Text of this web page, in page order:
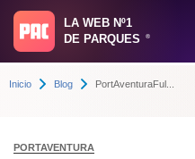
LA WEB Nº1
DE PARQUES
®
Inicio Blog PortAventuraFul...
PORTAVENTURA